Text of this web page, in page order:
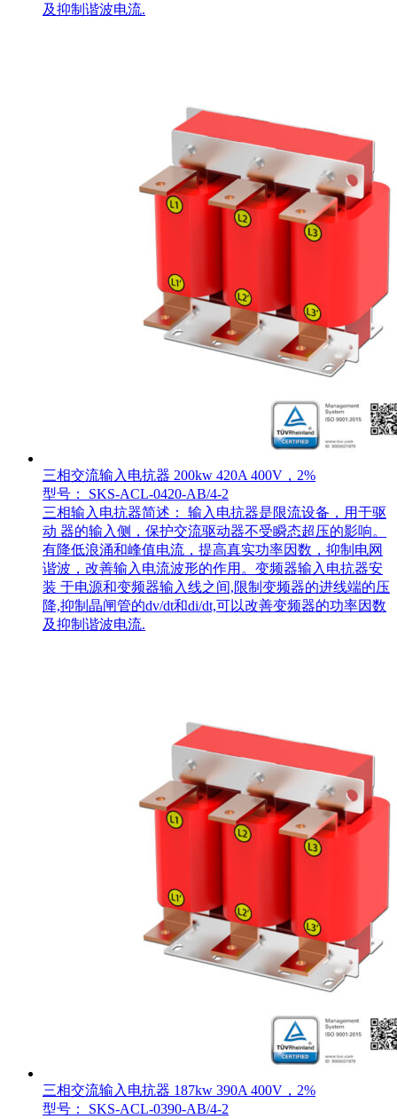
及抑制谐波电流.
三相交流输入电抗器 200kw 420A 400V，2%
型号： SKS-ACL-0420-AB/4-2
三相输入电抗器简述： 输入电抗器是限流设备，用于驱
动 器的输入侧，保护交流驱动器不受瞬态超压的影响。
有降低浪涌和峰值电流，提高真实功率因数，抑制电网
谐波，改善输入电流波形的作用。变频器输入电抗器安
装 于电源和变频器输入线之间,限制变频器的进线端的压
降,抑制晶闸管的dv/dt和di/dt,可以改善变频器的功率因数
及抑制谐波电流.
三相交流输入电抗器 187kw 390A 400V，2%
型号： SKS-ACL-0390-AB/4-2